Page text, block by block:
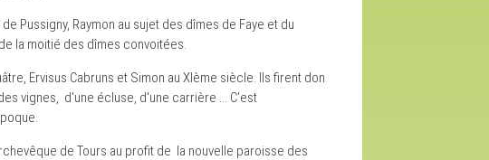
Pussigny, Raymon au sujet des dîmes de Faye et du
la moitié des dîmes convoitées.
Ervisus Cabruns et Simon au XIème siècle. Ils firent don
vignes, d'une écluse, d'une carrière ... C'est
de Tours au profit de la nouvelle paroisse des